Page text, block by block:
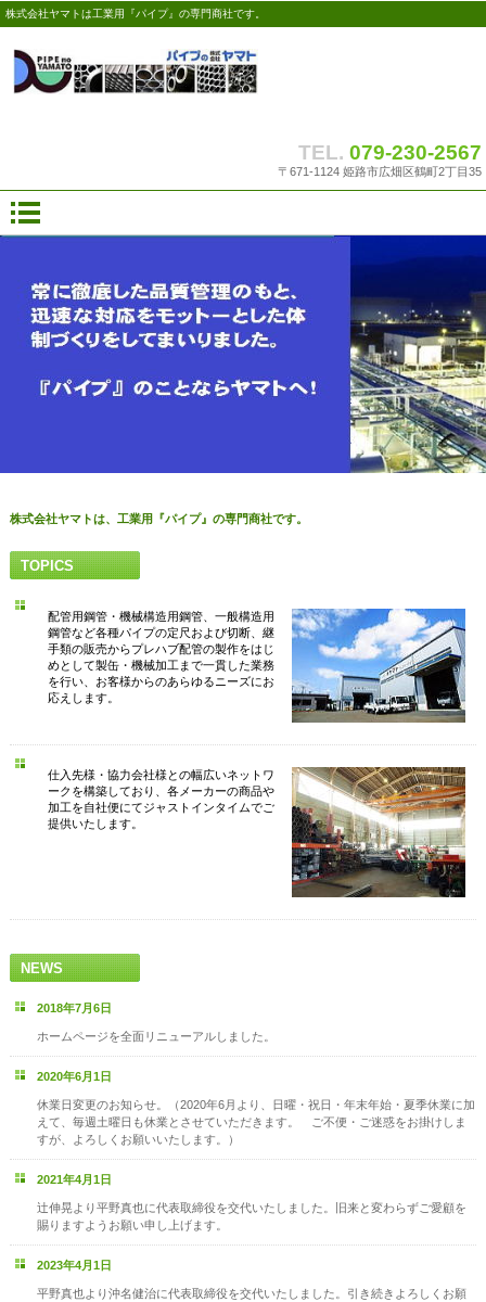
株式会社ヤマトは工業用『パイプ』の専門商社です。
TEL. 079-230-2567
〒671-1124 姫路市広畑区鶴町2丁目35
株式会社ヤマトは、工業用『パイプ』の専門商社です。
TOPICS
配管用鋼管・機械構造用鋼管、一般構造用
鋼管など各種パイプの定尺および切断、継
手類の販売からプレハブ配管の製作をはじ
めとして製缶・機械加工まで一貫した業務
を行い、お客様からのあらゆるニーズにお
応えします。
仕入先様・協力会社様との幅広いネットワ
ークを構築しており、各メーカーの商品や
加工を自社便にてジャストインタイムでご
提供いたします。
NEWS
2018年7月6日
ホームページを全面リニューアルしました。
2020年6月1日
休業日変更のお知らせ。（2020年6月より、日曜・祝日・年末年始・夏季休業に加
えて、毎週土曜日も休業とさせていただきます。 ご不便・ご迷惑をお掛けしま
すが、よろしくお願いいたします。）
2021年4月1日
辻伸晃より平野真也に代表取締役を交代いたしました。旧来と変わらずご愛顧を
賜りますようお願い申し上げます。
2023年4月1日
平野真也より沖名健治に代表取締役を交代いたしました。引き続きよろしくお願